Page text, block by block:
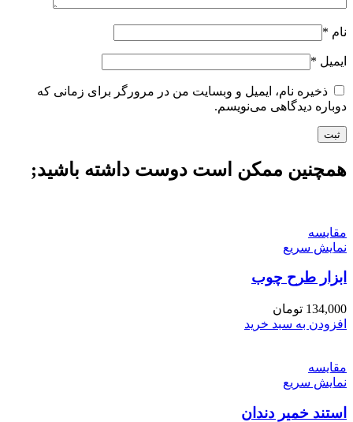
نام *
ایمیل *
ذخیره نام، ایمیل و وبسایت من در مرورگر برای زمانی که
دوباره دیدگاهی می‌نویسم.
همچنین ممکن است دوست داشته باشید;
مقايسه
نمایش سریع
ابزار طرح چوب
134,000 تومان
افزودن به سبد خرید
مقايسه
نمایش سریع
استند خمیر دندان